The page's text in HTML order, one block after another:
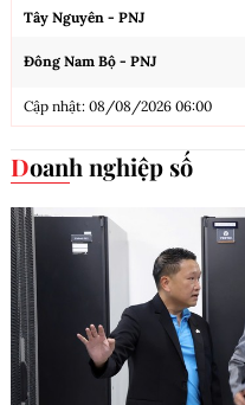
Tây Nguyên - PNJ
Đông Nam Bộ - PNJ
Cập nhật: 08/08/2026 06:00
Doanh nghiệp số